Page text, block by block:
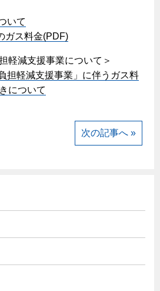
凍結予防方法
したい方へ
だくために
安全機能
スへの切り替え
ヒーター
問い合わせ
いて
ガス料金(PDF)
軽減支援事業について＞
担軽減支援事業」に伴うガス料
について
次の記事へ »